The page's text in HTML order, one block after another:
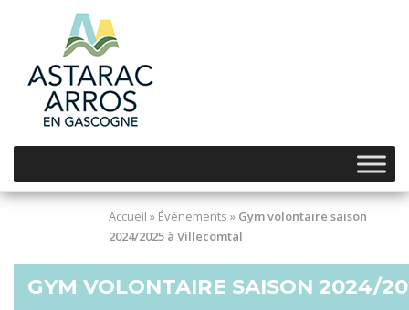
Accueil » Évènements » Gym volontaire saison
2024/2025 à Villecomtal
GYM VOLONTAIRE SAISON 2024/